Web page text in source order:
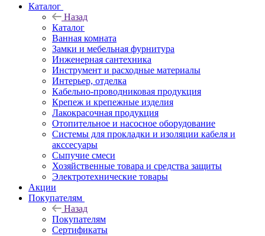
Каталог
Назад
Каталог
Ванная комната
Замки и мебельная фурнитура
Инженерная сантехника
Инструмент и расходные материалы
Интерьер, отделка
Кабельно-проводниковая продукция
Крепеж и крепежные изделия
Лакокрасочная продукция
Отопительное и насосное оборудование
Системы для прокладки и изоляции кабеля и
акссесуары
Сыпучие смеси
Хозяйственные товара и средства защиты
Электротехнические товары
Акции
Покупателям
Назад
Покупателям
Сертификаты